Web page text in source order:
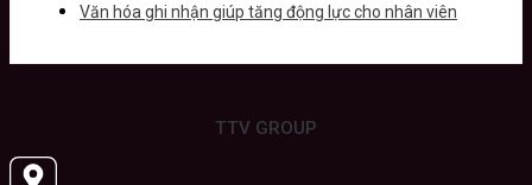
Văn hóa ghi nhận giúp tăng động lực cho nhân viên
TTV GROUP